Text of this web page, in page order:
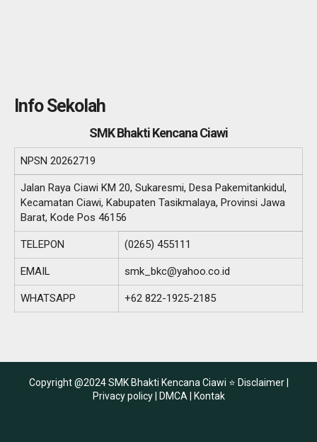
Info Sekolah
SMK Bhakti Kencana Ciawi
NPSN 20262719
Jalan Raya Ciawi KM 20, Sukaresmi, Desa Pakemitankidul,
Kecamatan Ciawi, Kabupaten Tasikmalaya, Provinsi Jawa
Barat, Kode Pos 46156
TELEPON (0265) 455111
EMAIL smk_bkc@yahoo.co.id
WHATSAPP +62 822-1925-2185
Copyright @2024 SMK Bhakti Kencana Ciawi ⭐ Disclaimer |
Privacy policy |
DMCA | Kontak